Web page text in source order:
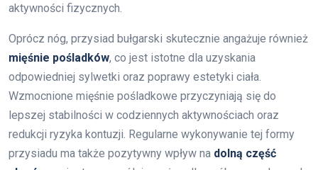
aktywności fizycznych.
Oprócz nóg, przysiad bułgarski skutecznie angażuje również
mięśnie pośladków, co jest istotne dla uzyskania
odpowiedniej sylwetki oraz poprawy estetyki ciała.
Wzmocnione mięśnie pośladkowe przyczyniają się do
lepszej stabilności w codziennych aktywnościach oraz
redukcji ryzyka kontuzji. Regularne wykonywanie tej formy
przysiadu ma także pozytywny wpływ na dolną część